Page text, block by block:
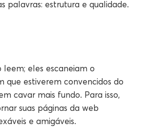
palavras: estrutura e qualidade.
leem; eles escaneiam o
que estiverem convencidos do
cavar mais fundo. Para isso,
suas páginas da web
e amigáveis.